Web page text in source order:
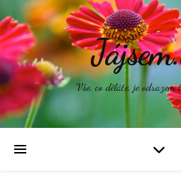
Vše, co děláte, je odrazem